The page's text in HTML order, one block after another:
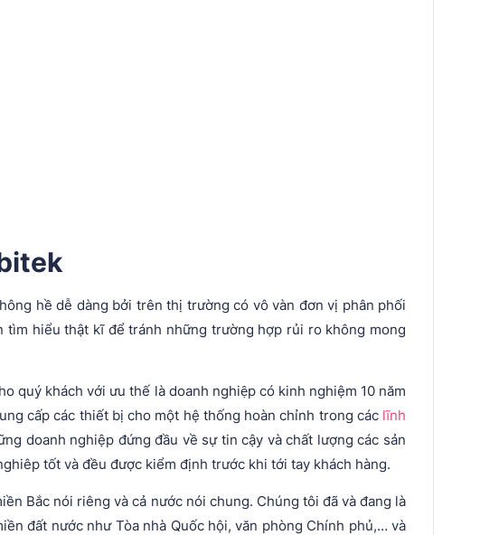
hề dễ dàng bởi trên thị trường có vô vàn đơn vị phân phối
tìm hiểu thật kĩ để tránh những trường hợp rủi ro không mong
quý khách với ưu thế là doanh nghiệp có kinh nghiệm 10 năm
cấp các thiết bị cho một hệ thống hoàn chỉnh trong cáclĩnh
doanh nghiệp đứng đầu về sự tin cậy và chất lượng các sản
tốt và đều được kiểm định trước khi tới tay khách hàng.
Bắc nói riêng và cả nước nói chung. Chúng tôi đã và đang là
đất nước như Tòa nhà Quốc hội, văn phòng Chính phủ,… và